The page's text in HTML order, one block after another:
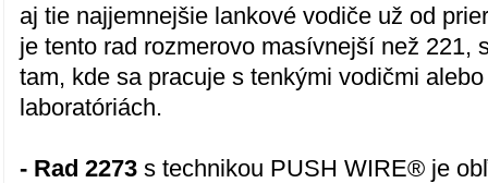
aj tie najjemnejšie lankové vodiče už od
je tento rad rozmerovo masívnejší než 221,
tam, kde sa pracuje s tenkými vodičmi
laboratóriách.
- Rad 2273 s technikou PUSH WIRE® je